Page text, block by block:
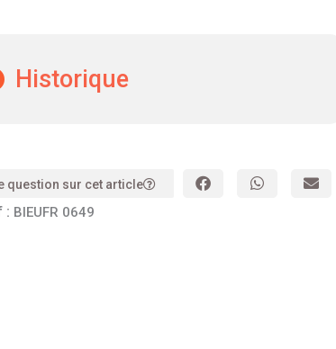
Historique
question sur cet article
: BIEUFR 0649